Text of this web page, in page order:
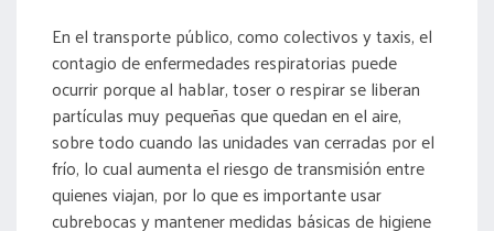
En el transporte público, como colectivos y taxis, el
contagio de enfermedades respiratorias puede
ocurrir porque al hablar, toser o respirar se liberan
partículas muy pequeñas que quedan en el aire,
sobre todo cuando las unidades van cerradas por el
frío, lo cual aumenta el riesgo de transmisión entre
quienes viajan, por lo que es importante usar
cubrebocas y mantener medidas básicas de higiene